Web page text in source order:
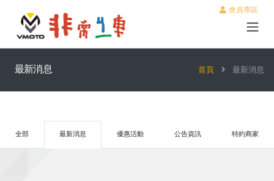
會員專區
最新消息 首頁 最新消息
全部 最新消息 優惠活動 公告資訊 特約商家